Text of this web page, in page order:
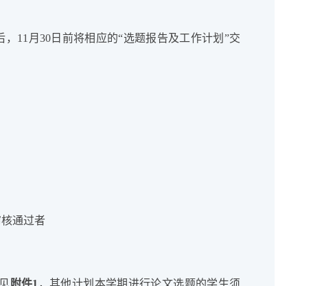
，11月30日前将相应的“选题报告及工作计划”交
通过者
附件1 ，其他计划本学期进行论文选题的学生须